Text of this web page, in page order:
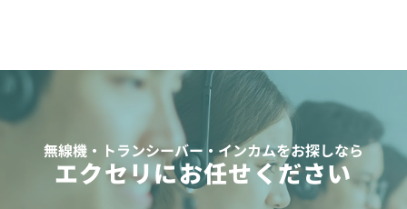
無線機・トランシーバー・インカムをお探しなら
エクセリにお任せください